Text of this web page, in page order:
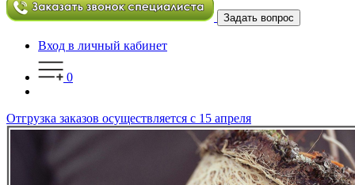
Задать вопрос
Вход в личный кабинет
0
Отгрузка заказов осуществляется с 15 апреля